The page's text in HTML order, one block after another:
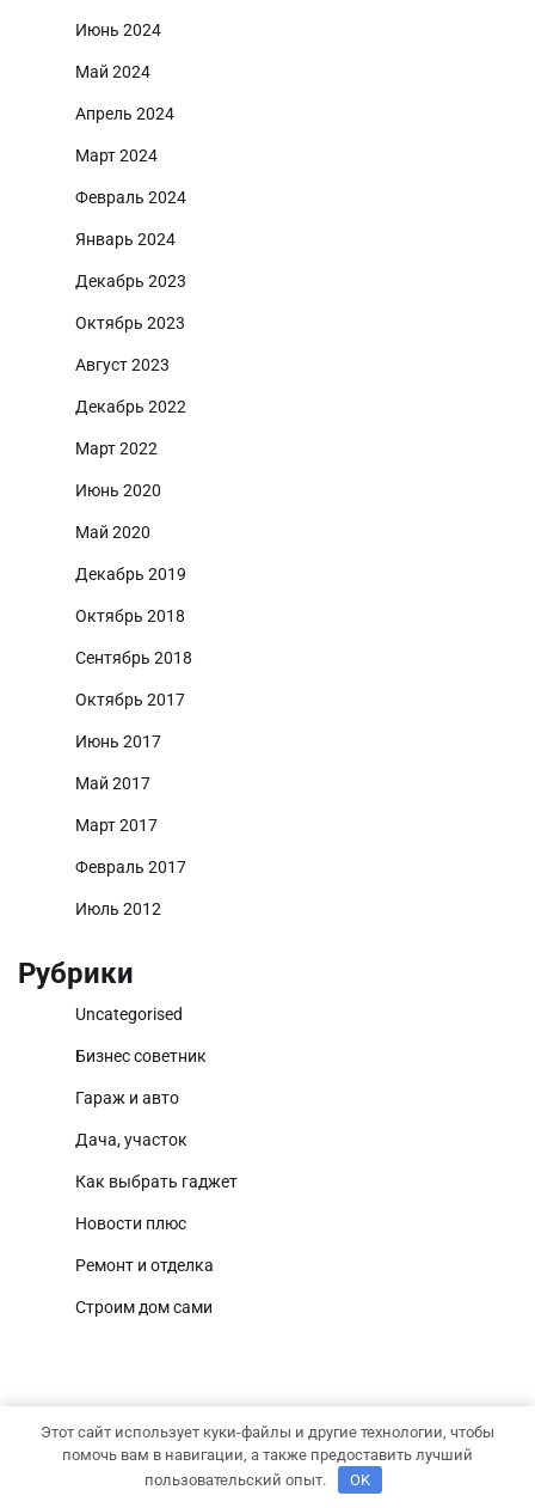
Июнь 2024
Май 2024
Апрель 2024
Март 2024
Февраль 2024
Январь 2024
Декабрь 2023
Октябрь 2023
Август 2023
Декабрь 2022
Март 2022
Июнь 2020
Май 2020
Декабрь 2019
Октябрь 2018
Сентябрь 2018
Октябрь 2017
Июнь 2017
Май 2017
Март 2017
Февраль 2017
Июль 2012
Рубрики
Uncategorised
Бизнес советник
Гараж и авто
Дача, участок
Как выбрать гаджет
Новости плюс
Ремонт и отделка
Строим дом сами
Copyright © 2026Территория домаТема National
Adore Themes.
Этот сайт использует куки-файлы и другие технологии, чтобы
помочь вам в навигации, а также предоставить лучший
пользовательский опыт.
OK